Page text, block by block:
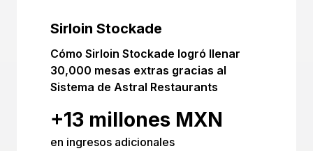
Sirloin Stockade
Cómo Sirloin Stockade logró llenar
30,000 mesas extras gracias al
Sistema de Astral Restaurants
+13 millones MXN
en ingresos adicionales